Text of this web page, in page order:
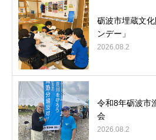
砺波市埋蔵文
ンデー」
2026.08.2
令和8年砺波市
会
2026.08.2